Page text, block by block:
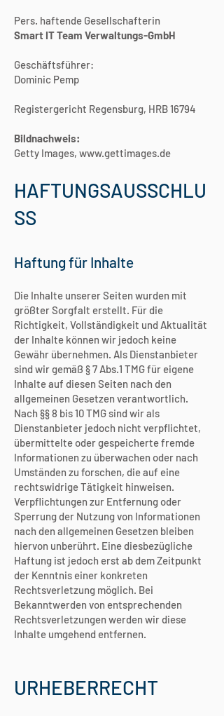
Pers. haftende Gesellschafterin
Smart IT Team Verwaltungs-GmbH
Geschäftsführer:
Dominic Pemp
Registergericht Regensburg, HRB 16794
Bildnachweis:
Getty Images, www.gettimages.de
HAFTUNGSAUSSCHLU
SS
Haftung für Inhalte
Die Inhalte unserer Seiten wurden mit
größter Sorgfalt erstellt. Für die
Richtigkeit, Vollständigkeit und Aktualität
der Inhalte können wir jedoch keine
Gewähr übernehmen. Als Dienstanbieter
sind wir gemäß § 7 Abs.1 TMG für eigene
Inhalte auf diesen Seiten nach den
allgemeinen Gesetzen verantwortlich.
Nach §§ 8 bis 10 TMG sind wir als
Dienstanbieter jedoch nicht verpflichtet,
übermittelte oder gespeicherte fremde
Informationen zu überwachen oder nach
Umständen zu forschen, die auf eine
rechtswidrige Tätigkeit hinweisen.
Verpflichtungen zur Entfernung oder
Sperrung der Nutzung von Informationen
nach den allgemeinen Gesetzen bleiben
hiervon unberührt. Eine diesbezügliche
Haftung ist jedoch erst ab dem Zeitpunkt
der Kenntnis einer konkreten
Rechtsverletzung möglich. Bei
Bekanntwerden von entsprechenden
Rechtsverletzungen werden wir diese
Inhalte umgehend entfernen.
URHEBERRECHT